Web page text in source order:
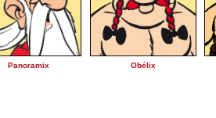
Panoramix Obélix